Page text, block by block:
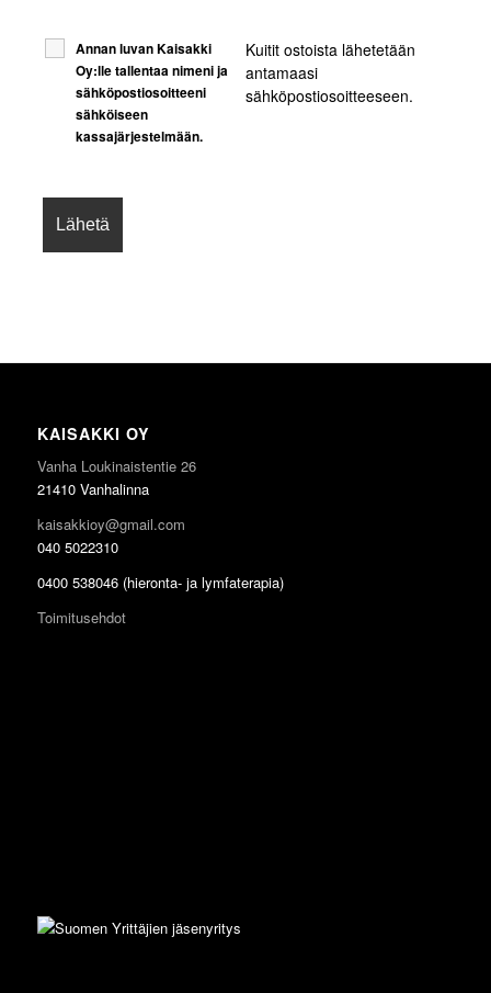
Annan luvan Kaisakki
Oy:lle tallentaa nimeni ja
sähköpostiosoitteeni
sähköiseen
kassajärjestelmään.
Kuitit ostoista lähetetään
antamaasi
sähköpostiosoitteeseen.
KAISAKKI OY
Vanha Loukinaistentie 26
21410 Vanhalinna
kaisakkioy@gmail.com
040 5022310
0400 538046 (hieronta- ja lymfaterapia)
Toimitusehdot